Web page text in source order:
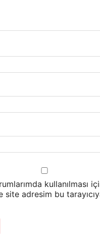
kullanılması
site adresim bu